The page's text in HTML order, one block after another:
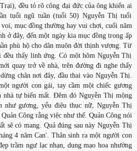
đều tỏ rõ công đại đức của ông khiến ai
tuổi ngũ tuần (tuổi 50) Nguyễn Thị tuổi
mục đồng thường hay vui chơi, cuối năm
ở đây, đến một ngày kia mục đồng trong ấp
phù hộ cho dân muôn đời thịnh vượng. Từ
đều thấy linh ứng. Có một hôm Nguyễn Thị
quay trở về nhà, trên đường đi nghe thấy
chân nơi đây, đầu thai vào Nguyễn Thị.
người con gái, tay cầm một chiếc gương
nhà tự biến mất. Đêm đó Nguyễn Thị mộng
như gương, yểu điệu thục nữ, Nguyễn Thị
Công rằng việc như thế. Quản Công nói
sẽ có mang. Quả đúng sau này Nguyễn Thị
4 năm Can'. Thân sinh ra một người con
trầm ngư lạc nhạn, dung mạo hoa nhường